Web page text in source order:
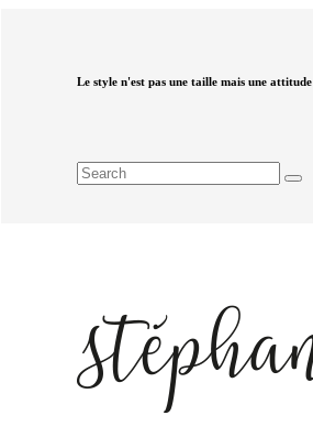
Le style n'est pas une taille mais une attitude